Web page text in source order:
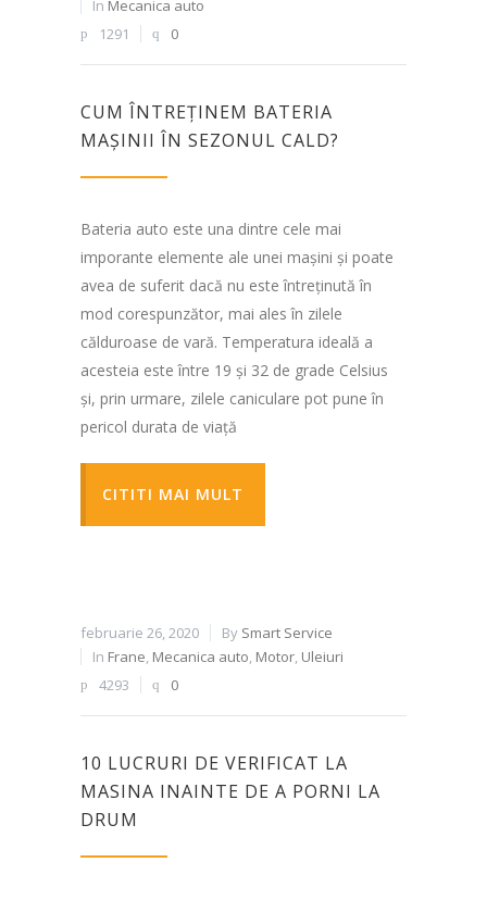
In Mecanica auto
1291
0
CUM ÎNTREȚINEM BATERIA
MAȘINII ÎN SEZONUL CALD?
Bateria auto este una dintre cele mai
imporante elemente ale unei mașini și poate
avea de suferit dacă nu este întreținută în
mod corespunzător, mai ales în zilele
călduroase de vară. Temperatura ideală a
acesteia este între 19 și 32 de grade Celsius
și, prin urmare, zilele caniculare pot pune în
pericol durata de viață
CITITI MAI MULT
februarie 26, 2020 By Smart Service
In Frane, Mecanica auto, Motor, Uleiuri
4293
0
10 LUCRURI DE VERIFICAT LA
MASINA INAINTE DE A PORNI LA
DRUM